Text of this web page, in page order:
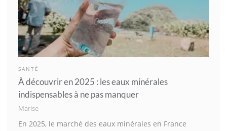
SANTÉ
À découvrir en 2025 : les eaux minérales
indispensables à ne pas manquer
Marise
En 2025, le marché des eaux minérales en France